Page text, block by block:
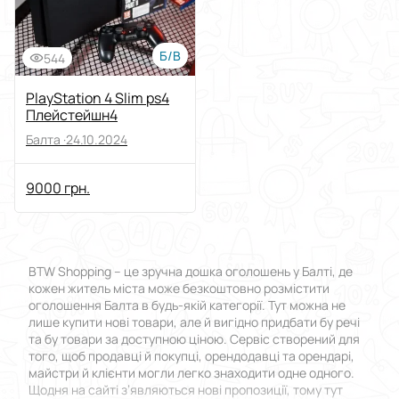
544 Б/В
PlayStation 4 Slim ps4
Плейстейшн4
Балта ·24.10.2024
9000 грн.
BTW Shopping – це зручна дошка оголошень у Балті, де
кожен житель міста може безкоштовно розмістити
оголошення Балта в будь-якій категорії. Тут можна не
лише купити нові товари, але й вигідно придбати бу речі
та бу товари за доступною ціною. Сервіс створений для
того, щоб продавці й покупці, орендодавці та орендарі,
майстри й клієнти могли легко знаходити одне одного.
Щодня на сайті з’являються нові пропозиції, тому тут